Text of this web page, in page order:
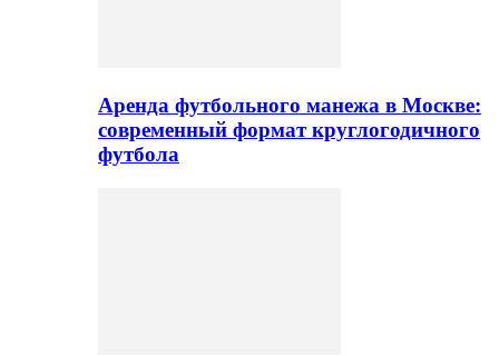
Аренда футбольного манежа в Москве:
современный формат круглогодичного
футбола